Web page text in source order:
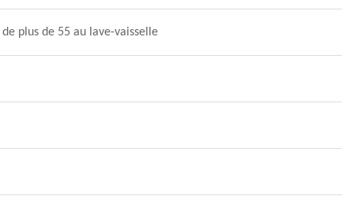
plus de 55 au lave-vaisselle